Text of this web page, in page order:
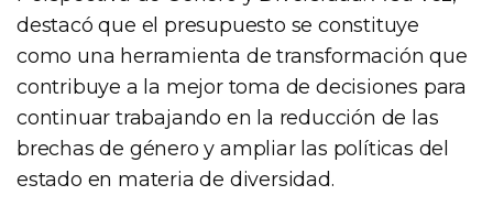
destacó que el presupuesto se constituye
como una herramienta de transformación que
contribuye a la mejor toma de decisiones para
continuar trabajando en la reducción de las
brechas de género y ampliar las políticas del
estado en materia de diversidad.